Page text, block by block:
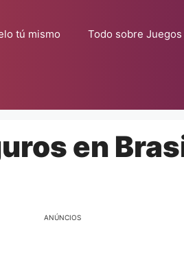
tú mismo Todo sobre Juegos
en
ANÚNCIOS